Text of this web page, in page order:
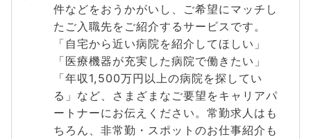
件などをおうかがいし、ご希望にマッチし
たご入職先をご紹介するサービスです。
「自宅から近い病院を紹介してほしい」
「医療機器が充実した病院で働きたい」
「年収1,500万円以上の病院を探してい
る」など、さまざまなご要望をキャリアパ
ートナーにお伝えください。常勤求人はも
ちろん、非常勤・スポットのお仕事紹介も